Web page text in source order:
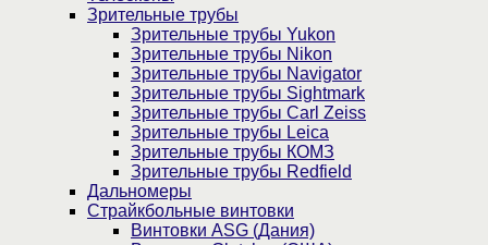
Зрительные трубы
Зрительные трубы Yukon
Зрительные трубы Nikon
Зрительные трубы Navigator
Зрительные трубы Sightmark
Зрительные трубы Carl Zeiss
Зрительные трубы Leica
Зрительные трубы КОМЗ
Зрительные трубы Redfield
Дальномеры
Страйкбольные винтовки
Винтовки ASG (Дания)